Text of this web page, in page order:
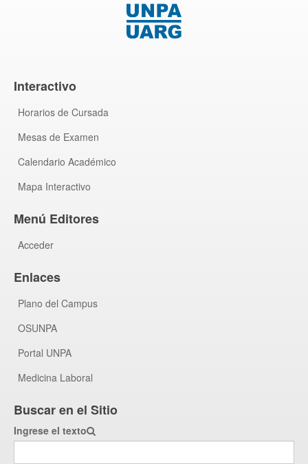
Interactivo
Horarios de Cursada
Mesas de Examen
Calendario Académico
Mapa Interactivo
Menú Editores
Acceder
Enlaces
Plano del Campus
OSUNPA
Portal UNPA
Medicina Laboral
Buscar en el Sitio
Ingrese el texto